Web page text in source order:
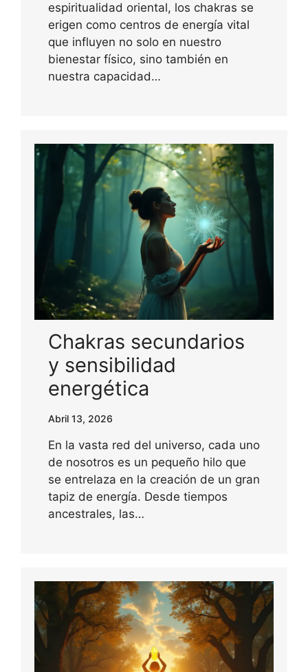
espiritualidad oriental, los chakras se
erigen como centros de energía vital
que influyen no solo en nuestro
bienestar físico, sino también en
nuestra capacidad…
Chakras secundarios
y sensibilidad
energética
Abril 13, 2026
En la vasta red del universo, cada uno
de nosotros es un pequeño hilo que
se entrelaza en la creación de un gran
tapiz de energía. Desde tiempos
ancestrales, las…